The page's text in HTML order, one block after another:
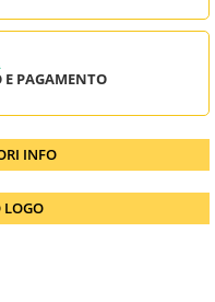
E PAGAMENTO
INFO